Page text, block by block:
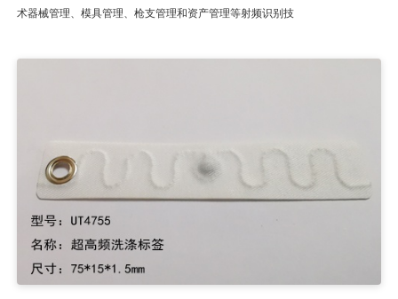
术器械管理、模具管理、枪支管理和资产管理等射频识别技